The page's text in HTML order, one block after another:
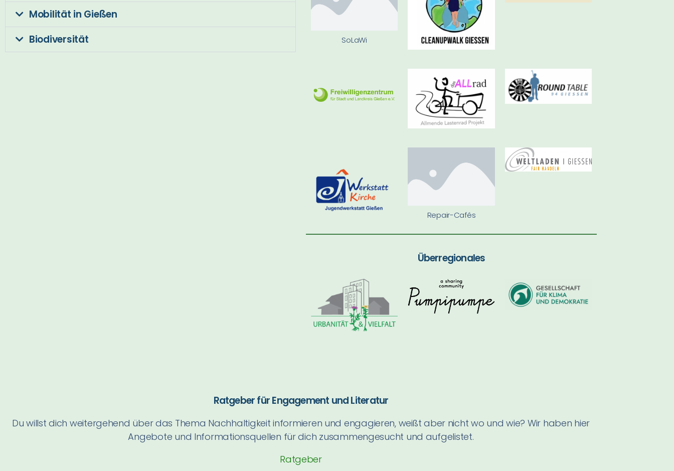
Mobilität in Gießen
Biodiversität
SoLaWi
Repair-Cafés
Überregionales
Ratgeber für Engagement und Literatur
Du willst dich weitergehend über das Thema Nachhaltigkeit informieren und engagieren, weißt aber nicht wo und wie? Wir haben hier
Angebote und Informationsquellen für dich zusammengesucht und aufgelistet.
Ratgeber